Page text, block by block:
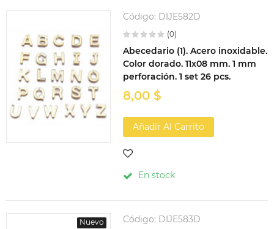
Código: DIJE582D
(0)
Abecedario (1). Acero inoxidable.
Color dorado. 11x08 mm. 1 mm
perforación. 1 set 26 pcs.
8,00 $
Añadir Al Carrito
En stock
Nuevo Código: DIJE583D